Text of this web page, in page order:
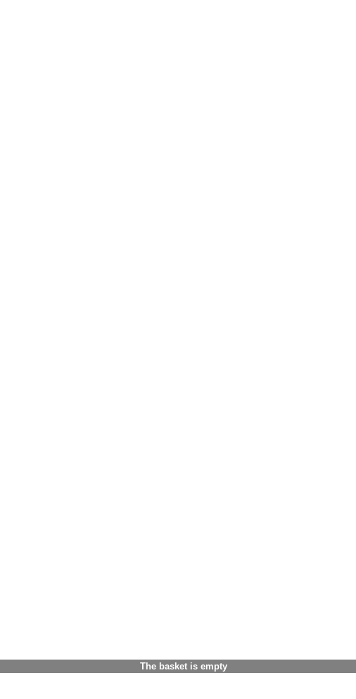
The basket is empty